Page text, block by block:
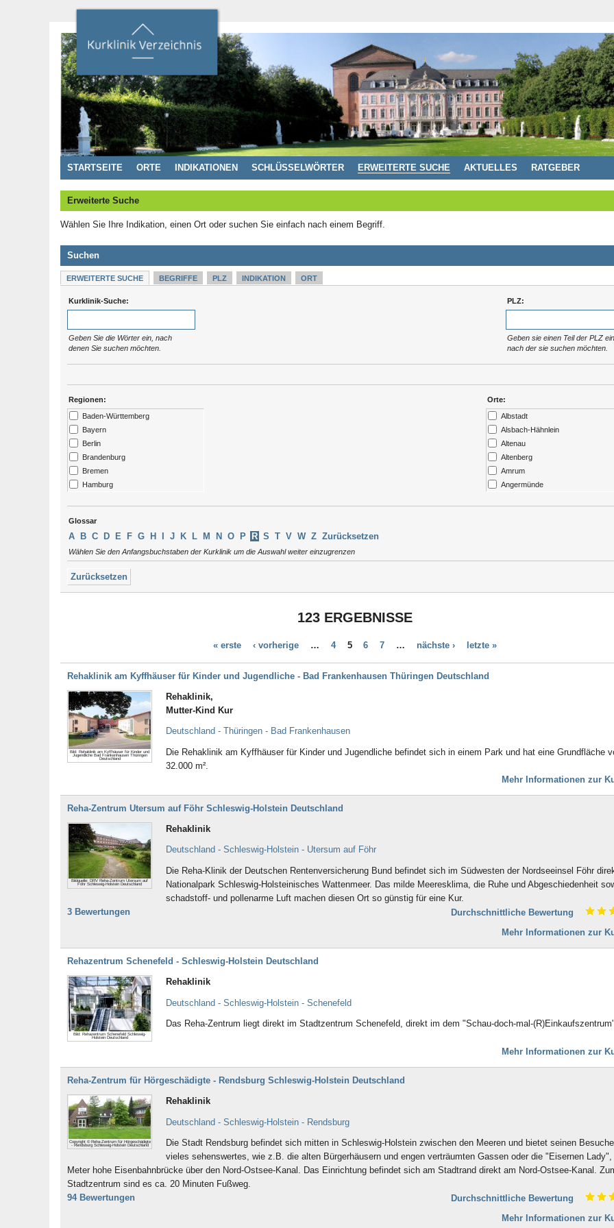
STARTSEITE ORTE INDIKATIONEN SCHLÜSSELWÖRTER ERWEITERTE SUCHE AKTUELLES RATGEBER
Erweiterte Suche
Wählen Sie Ihre Indikation, einen Ort oder suchen Sie einfach nach einem Begriff.
Suchen
ERWEITERTE SUCHE BEGRIFFE PLZ INDIKATION ORT
Kurklinik-Suche:
Geben Sie die Wörter ein, nach
denen Sie suchen möchten.
PLZ:
Geben sie einen Teil der PLZ
nach der sie suchen möchten.
Regionen:
Baden-Württemberg
Bayern
Berlin
Brandenburg
Bremen
Hamburg
Mecklenburg-Vorpommern
Niedersachsen
Nordrhein-Westfalen
Saarland
Sachsen
Orte:
Albstadt
Alsbach-Hähnlein
Altenau
Altenberg
Amrum
Angermünde
Aulendorf
Bad Bellingen
Bad Brückenau
Bad Buchau
Bad Ditzenbach
Bad Driburg
Bad Düben
Bad Ems
Bad Fallingbostel
Bad Gottleuba
Bad Griesbach
Bad Grönenbach
Bad Heilbrunn
Glossar
A B C D E F G H J K L M N O P R S T V W Z Zurücksetzen
Wählen Sie den Anfangsbuchstaben der Kurklinik um die Auswahl weiter einzugrenzen
Zurücksetzen
123 ERGEBNISSE
« erste ‹ vorherige … 4 5 6 7 … nächste › letzte »
Rehaklinik am Kyffhäuser für Kinder und Jugendliche - Bad Frankenhausen Thüringen Deutschland
Bild: Rehaklinik am Kyffhäuser für Kinder und
Jugendliche Bad Frankenhausen Thüringen
Deutschland
Rehaklinik,
Mutter-Kind Kur
Deutschland - Thüringen - Bad Frankenhausen
Die Rehaklinik am Kyffhäuser für Kinder und Jugendliche befindet sich in einem Park und hat eine Grundfläche
32.000 m².
Mehr Informationen zur
Reha-Zentrum Utersum auf Föhr Schleswig-Holstein Deutschland
Bildquelle: DRV Reha-Zentrum Utersum auf
Föhr Schleswig-Holstein Deutschland
Rehaklinik
Deutschland - Schleswig-Holstein - Utersum auf Föhr
Die Reha-Klinik der Deutschen Rentenversicherung Bund befindet sich im Südwesten der Nordseeinsel Föhr
Nationalpark Schleswig-Holsteinisches Wattenmeer. Das milde Meeresklima, die Ruhe und Abgeschiedenheit
schadstoff- und pollenarme Luft machen diesen Ort so günstig für eine Kur.
3 Bewertungen
Durchschnittliche Bewertung
Mehr Informationen zur
Rehazentrum Schenefeld - Schleswig-Holstein Deutschland
Bild: Rehazentrum Schenefeld Schleswig-
Holstein Deutschland
Rehaklinik
Deutschland - Schleswig-Holstein - Schenefeld
Das Reha-Zentrum liegt direkt im Stadtzentrum Schenefeld, direkt im dem "Schau-doch-mal-
Mehr Informationen zur
Reha-Zentrum für Hörgeschädigte - Rendsburg Schleswig-Holstein Deutschland
Copyright © Reha-Zentrum für Hörgeschädigte
- Rendsburg Schleswig-Holstein Deutschland
Rehaklinik
Deutschland - Schleswig-Holstein - Rendsburg
Die Stadt Rendsburg befindet sich mitten in Schleswig-Holstein zwischen den Meeren und bietet seinen
vieles sehenswertes, wie z.B. die alten Bürgerhäusern und engen verträumten Gassen oder die "Eisernen Lady",
Meter hohe Eisenbahnbrücke über den Nord-Ostsee-Kanal. Das Einrichtung befindet sich am Stadtrand direkt am Nord-Ostsee-Kanal.
Stadtzentrum sind es ca. 20 Minuten Fußweg.
94 Bewertungen
Durchschnittliche Bewertung
Mehr Informationen zur